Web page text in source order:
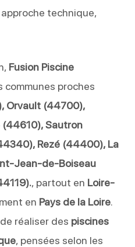
technique,
Fusion Piscine
proches
Orvault (44700),
Sautron
Rezé (44400), La
Jean-de-Boiseau
, partout en Loire-
en Pays de la Loire.
réaliser des piscines
, pensées selon les